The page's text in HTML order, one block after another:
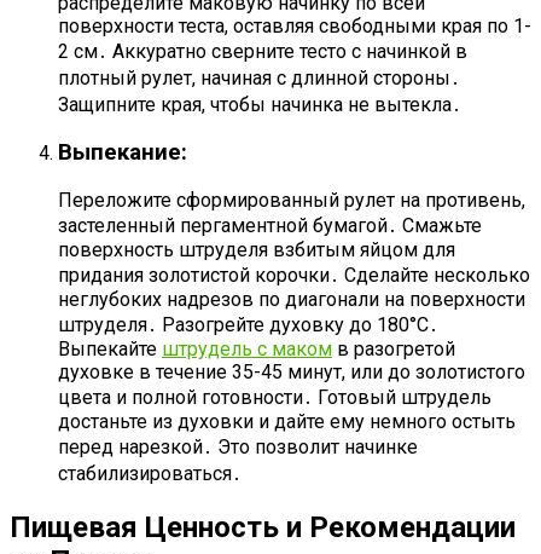
поверхности теста, оставляя свободными края по 1-
2 см․ Аккуратно сверните тесто с начинкой в
плотный рулет, начиная с длинной стороны․
Защипните края, чтобы начинка не вытекла․
Выпекание:
Переложите сформированный рулет на противень,
застеленный пергаментной бумагой․ Смажьте
поверхность штруделя взбитым яйцом для
придания золотистой корочки․ Сделайте несколько
неглубоких надрезов по диагонали на поверхности
штруделя․ Разогрейте духовку до 180°C․
Выпекайте штрудель с маком в разогретой
духовке в течение 35-45 минут, или до золотистого
цвета и полной готовности․ Готовый штрудель
достаньте из духовки и дайте ему немного остыть
перед нарезкой․ Это позволит начинке
стабилизироваться․
Пищевая Ценность и Рекомендации